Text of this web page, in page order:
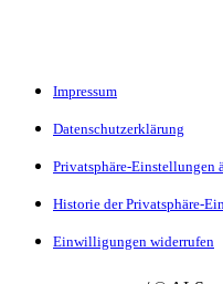
Impressum
Datenschutzerklärung
Privatsphäre-Einstellungen
Historie der Privatsphäre-
Einwilligungen widerrufen